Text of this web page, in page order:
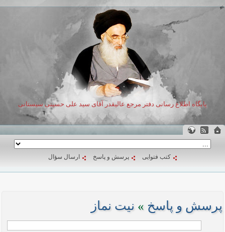
پایگاه اطلاع رسانی دفتر مرجع عالیقدر آقای سید علی حسینی سیستانی
کتب فتوایی پرسش و پاسخ ارسال سؤال
پرسش و پاسخ » نیت نماز